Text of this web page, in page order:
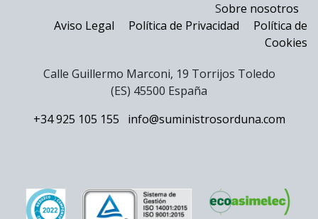
Sobre nosotros
Aviso Legal
Política de Privacidad
Política de
Cookies
Calle Guillermo Marconi, 19 Torrijos Toledo
(ES) 45500 España
+34 925 105 155
info@suministrosorduna.com